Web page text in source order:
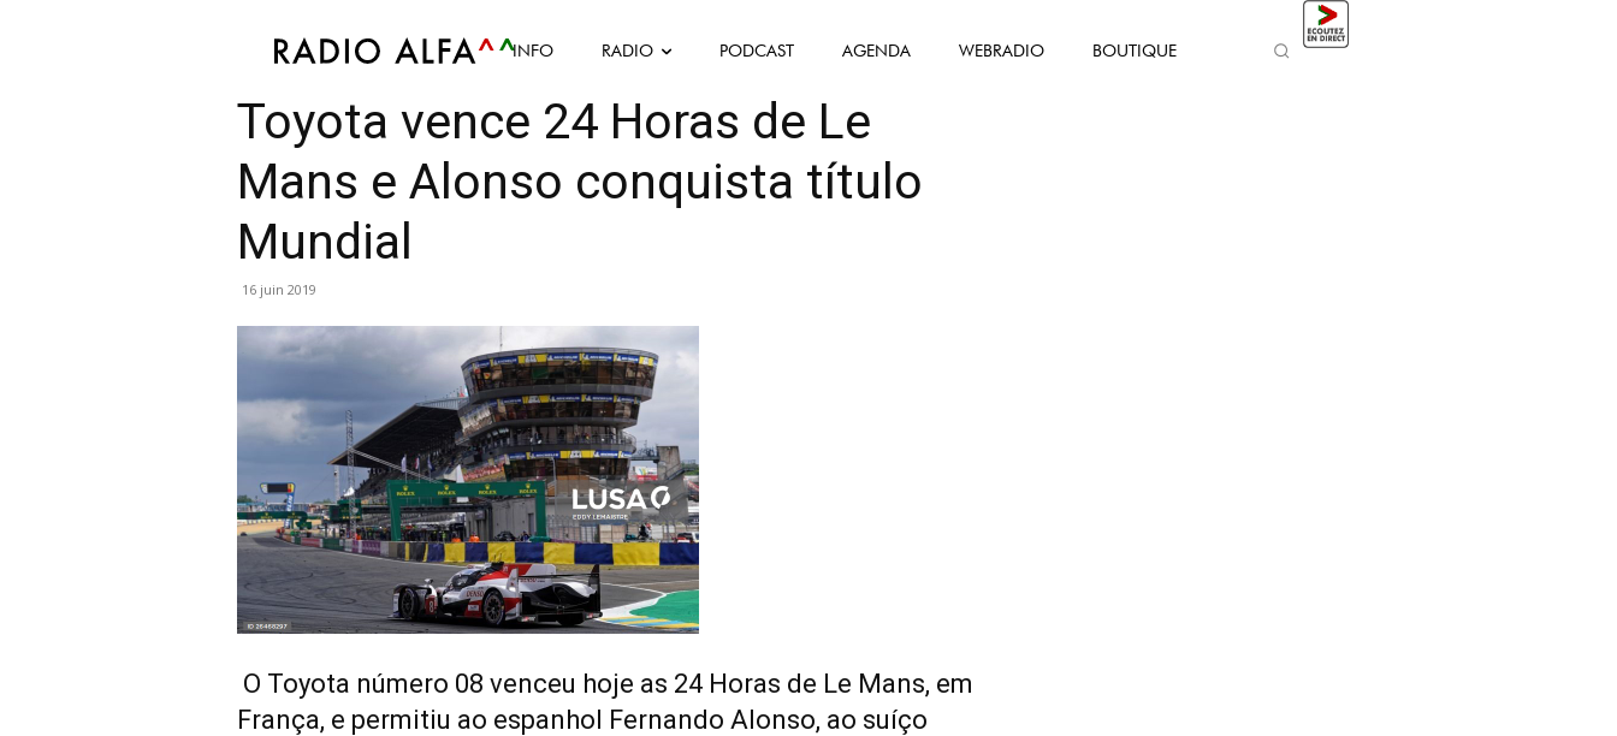
INFO RADIO PODCAST AGENDA WEBRADIO BOUTIQUE
Atualidade Desportiva Info
Toyota vence 24 Horas de Le
Mans e Alonso conquista título
Mundial
16 juin 2019
O Toyota número 08 venceu hoje as 24 Horas de Le Mans, em
França, e permitiu ao espanhol Fernando Alonso, ao suíço